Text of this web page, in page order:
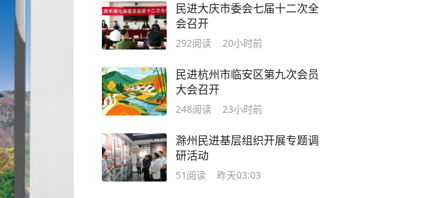
民进大庆市委会七届十二次全
会召开
292阅读 20小时前
民进杭州市临安区第九次会员
大会召开
248阅读 23小时前
滁州民进基层组织开展专题调
研活动
51 阅读 昨天03:03